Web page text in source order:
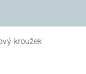
kroužek